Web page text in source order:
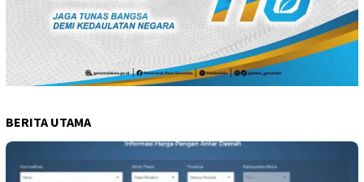
BERITA UTAMA